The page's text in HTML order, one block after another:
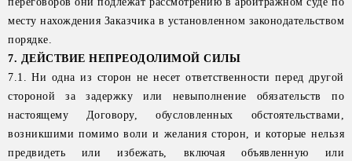
месту нахождения Заказчика в установленном законодательством
порядке.
7. ДЕЙСТВИЕ НЕПРЕОДОЛИМОЙ СИЛЫ
7.1. Ни одна из сторон не несет ответственности перед другой
стороной за задержку или невыполнение обязательств по
настоящему Договору, обусловленных обстоятельствами,
возникшими помимо воли и желания сторон, и которые нельзя
предвидеть или избежать, включая объявленную или